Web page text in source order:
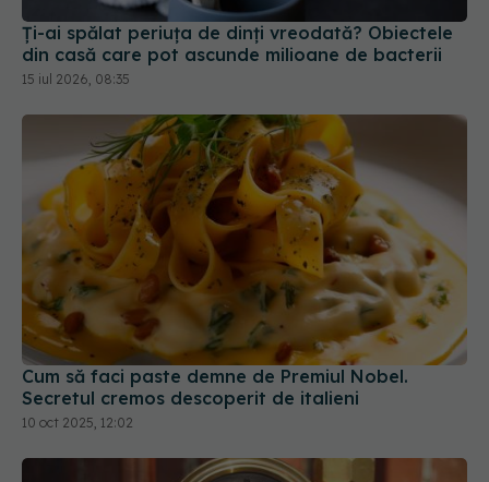
Ți-ai spălat periuța de dinți vreodată? Obiectele
din casă care pot ascunde milioane de bacterii
15 iul 2026, 08:35
Cum să faci paste demne de Premiul Nobel.
Secretul cremos descoperit de italieni
10 oct 2025, 12:02